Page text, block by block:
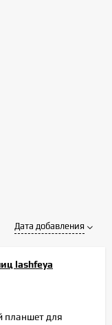
Дата добавления
lashfeya
планшет для